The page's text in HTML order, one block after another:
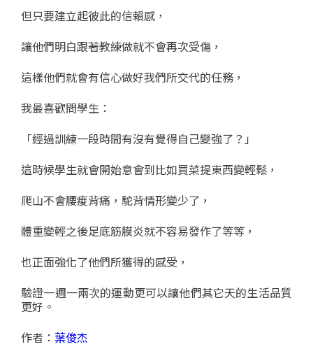
但只要建立起彼此的信賴感，
讓他們明白跟著教練做就不會再次受傷，
這樣他們就會有信心做好我們所交代的任務，
我最喜歡問學生：
「經過訓練一段時間有沒有覺得自己變強了？」
這時候學生就會開始意會到比如買菜提東西變輕鬆，
爬山不會腰痠背痛，駝背情形變少了，
體重變輕之後足底筋膜炎就不容易發作了等等，
也正面強化了他們所獲得的感受，
驗證一週一兩次的運動更可以讓他們其它天的生活品質
更好。
作者： 葉俊杰